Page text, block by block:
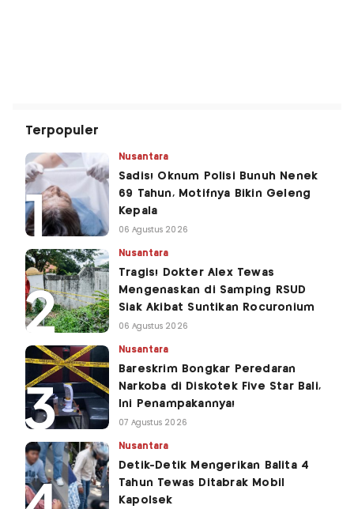
Terpopuler
Nusantara
Sadis! Oknum Polisi Bunuh Nenek
69 Tahun, Motifnya Bikin Geleng
Kepala
06 Agustus 2026
Nusantara
Tragis! Dokter Alex Tewas
Mengenaskan di Samping RSUD
Siak Akibat Suntikan Rocuronium
06 Agustus 2026
Nusantara
Bareskrim Bongkar Peredaran
Narkoba di Diskotek Five Star Bali,
Ini Penampakannya!
07 Agustus 2026
Nusantara
Detik-Detik Mengerikan Balita 4
Tahun Tewas Ditabrak Mobil
Kapolsek